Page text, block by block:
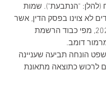
(להלן: "הנתבעת"). שמות
לא צוינו בפסק הדין, אשר
ניתן במרץ 2020, מפי כבוד הרשמת
דומב.
הונחה תביעה שעניינה
לרכוש כתוצאה מתאונת